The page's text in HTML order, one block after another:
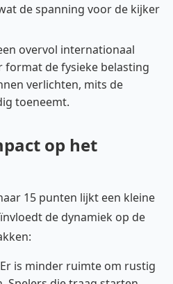
de spanning voor de kijker
overvol internationaal
format de fysieke belasting
verlichten, mits de
toeneemt.
op het
15 punten lijkt een kleine
de dynamiek op de
Er is minder ruimte om rustig